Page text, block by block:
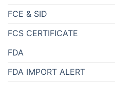
FCE & SID
FCS CERTIFICATE
FDA
FDA IMPORT ALERT